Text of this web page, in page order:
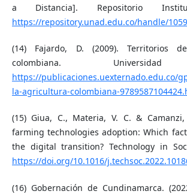
a Distancia]. Repositorio
https://repository.unad.edu.co/handle/
(14) Fajardo, D. (2009). Territorios
colombiana. Universidad
https://publicaciones.uexternado.edu.co/
la-agricultura-colombiana-
(15) Giua, C., Materia, V. C. &
farming technologies adoption: Which
the digital transition? Technology in
https://doi.org/10.1016/
(16) Gobernación de Cundinamarca.